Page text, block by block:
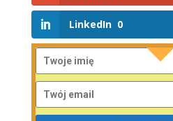
LinkedIn 0